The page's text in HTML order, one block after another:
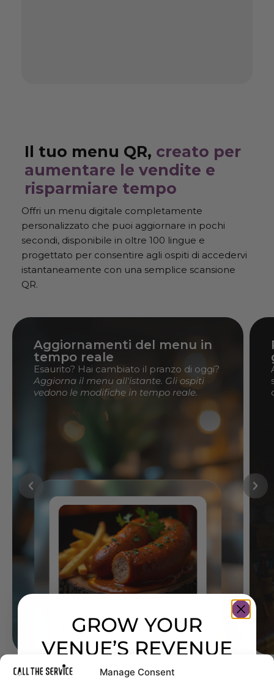
Manage Consent
Il tuo menu QR, creato per
aumentare le vendite e
risparmiare tempo
Offri un menu digitale completamente
personalizzato che puoi aggiornare in pochi
secondi, disponibile in oltre 100 lingue e
progettato per consentire agli ospiti di accedervi
istantaneamente con una semplice scansione
QR.
Aggiornamenti del menu in
tempo reale
Esaurito? Hai cambiato il pranzo di oggi?
Aggiorna il menu all'istante. Gli ospiti
vedono le modifiche in tempo reale.
GROW YOUR
VENUE’S REVENUE
& EFFICIENCY